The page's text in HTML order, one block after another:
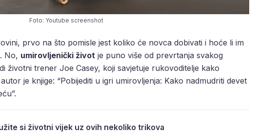
Foto: Youtube screenshot
prvo na što pomisle jest koliko će novca dobivati i hoće li im
No, umirovljenički život je puno više od prevrtanja svakog
životni trener Joe Casey, koji savjetuje rukovoditelje kako
je knjige: “Pobijediti u igri umirovljenja: Kako nadmudriti devet
si životni vijek uz ovih nekoliko trikova